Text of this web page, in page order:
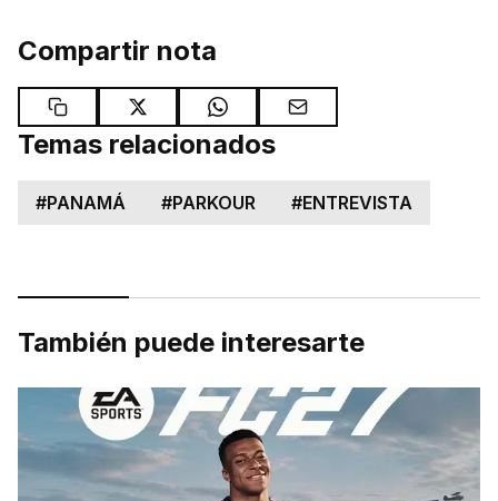
Compartir nota
Temas relacionados
#PANAMÁ #PARKOUR #ENTREVISTA
También puede interesarte